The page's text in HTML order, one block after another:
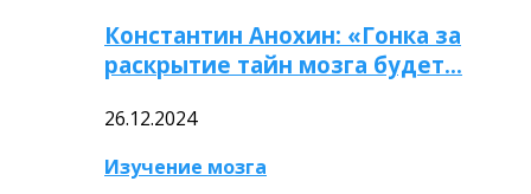
Константин Анохин: «Гонка за
раскрытие тайн мозга будет…
26.12.2024
Изучение мозга